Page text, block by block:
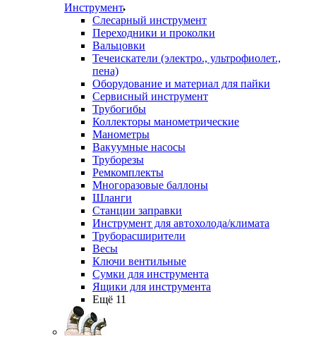
Инструмент
Слесарный инструмент
Переходники и проколки
Вальцовки
Течеискатели (электро., ультрофиолет.,
пена)
Оборудование и материал для пайки
Сервисный инструмент
Трубогибы
Коллекторы манометрические
Манометры
Вакуумные насосы
Труборезы
Ремкомплекты
Многоразовые баллоны
Шланги
Станции заправки
Инструмент для автохолода/климата
Труборасширители
Весы
Ключи вентильные
Сумки для инструмента
Ящики для инструмента
Ещё 11